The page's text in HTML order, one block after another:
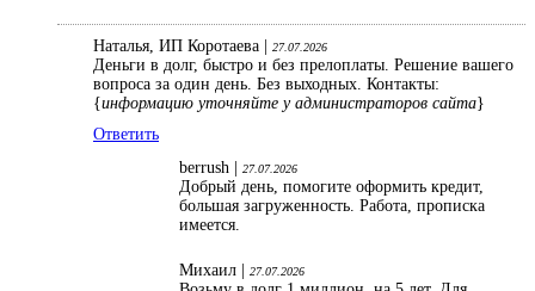
Наталья, ИП Коротаева | 27.07.2026
Деньги в долг, быстро и без прелоплаты. Решение вашего
вопроса за один день. Без выходных. Контакты:
{информацию уточняйте у администраторов сайта}
Ответить
berrush |
27.07.2026
Добрый день, помогите оформить кредит,
большая загруженность. Работа, прописка
имеется.
Михаил | 27.07.2026